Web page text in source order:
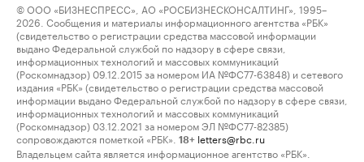
© ООО «БИЗНЕСПРЕСС», АО «РОСБИЗНЕСКОНСАЛТИНГ», 1995–
2026. Сообщения и материалы информационного агентства «РБК»
(свидетельство о регистрации средства массовой информации
выдано Федеральной службой по надзору в сфере связи,
информационных технологий и массовых коммуникаций
(Роскомнадзор) 09.12.2015 за номером ИА №ФС77-63848) и сетевого
издания «РБК» (свидетельство о регистрации средства массовой
информации выдано Федеральной службой по надзору в сфере связи,
информационных технологий и массовых коммуникаций
(Роскомнадзор) 03.12.2021 за номером ЭЛ №ФС77-82385)
сопровождаются пометкой «РБК».
18+ letters@rbc.ru
Владельцем сайта является информационное агентство «РБК».